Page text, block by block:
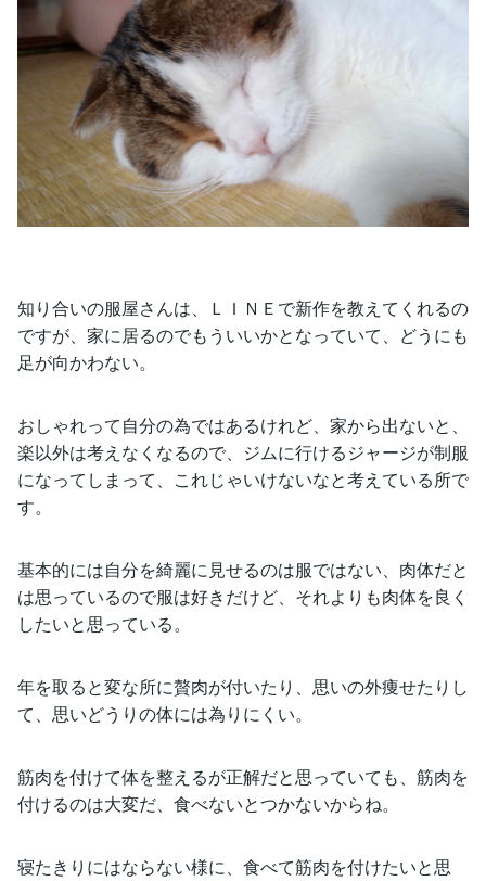
知り合いの服屋さんは、ＬＩＮＥで新作を教えてくれるの
ですが、家に居るのでもういいかとなっていて、どうにも
足が向かわない。
おしゃれって自分の為ではあるけれど、家から出ないと、
楽以外は考えなくなるので、ジムに行けるジャージが制服
になってしまって、これじゃいけないなと考えている所で
す。
基本的には自分を綺麗に見せるのは服ではない、肉体だと
は思っているので服は好きだけど、それよりも肉体を良く
したいと思っている。
年を取ると変な所に贅肉が付いたり、思いの外痩せたりし
て、思いどうりの体には為りにくい。
筋肉を付けて体を整えるが正解だと思っていても、筋肉を
付けるのは大変だ、食べないとつかないからね。
寝たきりにはならない様に、食べて筋肉を付けたいと思